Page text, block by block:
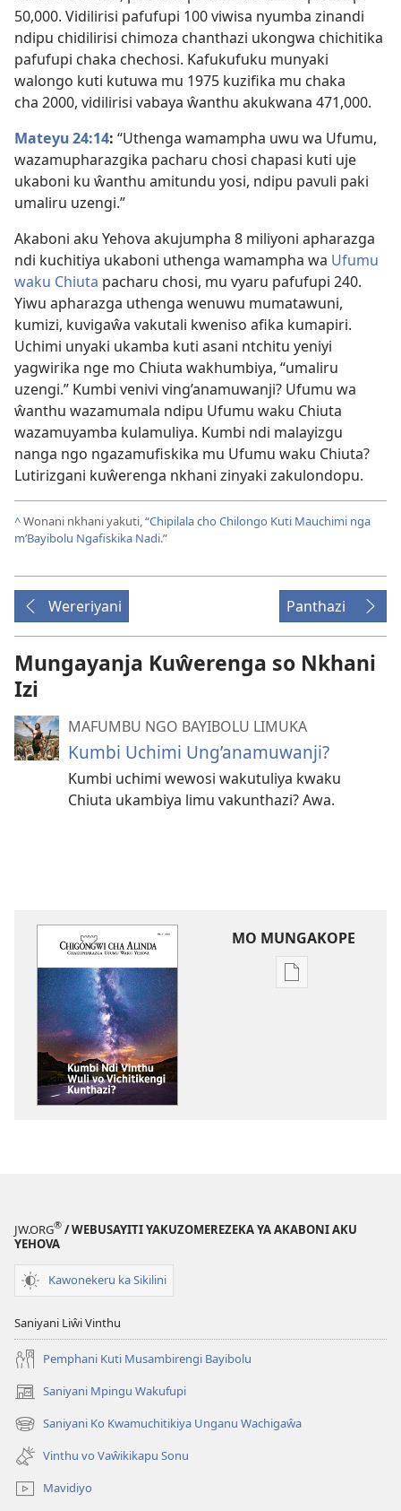
50,000. Vidilirisi pafufupi 100 viwisa nyumba zinandi
ndipu chidilirisi chimoza chanthazi ukongwa chichitika
pafufupi chaka chechosi. Kafukufuku munyaki
walongo kuti kutuwa mu 1975 kuzifika mu chaka
cha 2000, vidilirisi vabaya ŵanthu akukwana 471,000.
Mateyu 24:14: “Uthenga wamampha uwu wa Ufumu,
wazamupharazgika pacharu chosi chapasi kuti uje
ukaboni ku ŵanthu amitundu yosi, ndipu pavuli paki
umaliru uzengi.”
Akaboni aku Yehova akujumpha 8 miliyoni apharazga
ndi kuchitiya ukaboni uthenga wamampha wa Ufumu
waku Chiuta pacharu chosi, mu vyaru pafufupi 240.
Yiwu apharazga uthenga wenuwu mumatawuni,
kumizi, kuvigaŵa vakutali kweniso afika kumapiri.
Uchimi unyaki ukamba kuti asani ntchitu yeniyi
yagwirika nge mo Chiuta wakhumbiya, “umaliru
uzengi.” Kumbi venivi ving’anamuwanji? Ufumu wa
ŵanthu wazamumala ndipu Ufumu waku Chiuta
wazamuyamba kulamuliya. Kumbi ndi malayizgu
nanga ngo ngazamufiskika mu Ufumu waku Chiuta?
Lutirizgani kuŵerenga nkhani zinyaki zakulondopu.
^Wonani nkhani yakuti, “Chipilala cho Chilongo Kuti Mauchimi nga
m’Bayibolu Ngafiskika Nadi.”
Wereriyani Panthazi
Mungayanja Kuŵerenga so Nkhani
Izi
MAFUMBU NGO BAYIBOLU LIMUKA
Kumbi Uchimi Ung’anamuwanji?
Kumbi uchimi wewosi wakutuliya kwaku
Chiuta ukambiya limu vakunthazi? Awa.
MO MUNGAKOPE
Nthowa
JW.ORG® / WEBUSAYITI YAKUZOMEREZEKA YA AKABONI AKU
YEHOVA
Kawonekeru ka Sikilini
Saniyani Liŵi Vinthu
Pemphani Kuti Musambirengi Bayibolu
Saniyani Mpingu Wakufupi
(Lajula
Peji
Linyaki)
Saniyani Ko Kwamuchitikiya Unganu Wachigaŵa
(Lajula
Peji
Linyaki)
Vinthu vo Vaŵikikapu Sonu
Mavidiyo